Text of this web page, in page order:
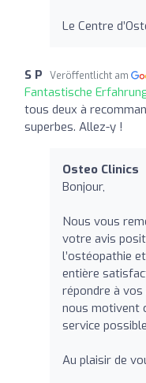
Le Centre
S P Veröffentlicht am
Fantastische
tous deux à
superbes. Allez-y !
Osteo Clinics
Bonjour,
Nous vous
votre avis
l’ostéopathie
entière
répondre à
nous motivent
service
Au plaisir de